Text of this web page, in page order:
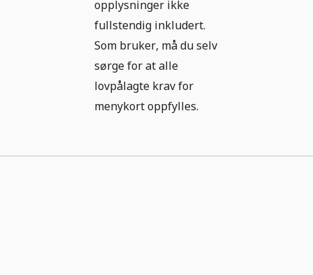
opplysninger ikke
fullstendig inkludert.
Som bruker, må du selv
sørge for at alle
lovpålagte krav for
menykort oppfylles.